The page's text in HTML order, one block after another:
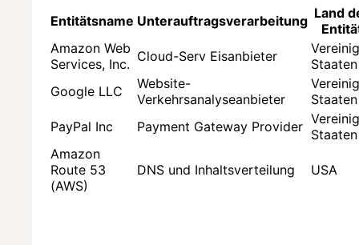
Entitätsname Unterauftragsverarbeitung Land
Amazon Web
Services, Inc. Cloud-Serv Eisanbieter
Staaten
Google LLC
Website-
Verkehrsanalyseanbieter
Staaten
PayPal Inc
Payment Gateway Provider Staaten
Amazon
Route 53
(AWS)
DNS und Inhaltsverteilung USA